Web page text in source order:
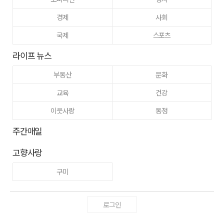
경제
사회
국제
스포츠
라이프 뉴스
부동산
문화
교육
건강
이웃사랑
동정
주간매일
고향사랑
구미
로그인